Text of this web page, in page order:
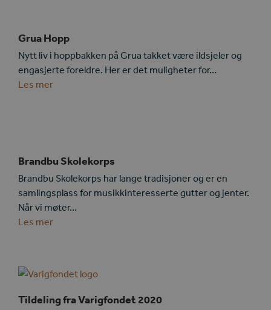
Grua Hopp
Nytt liv i hoppbakken på Grua takket være ildsjeler og
engasjerte foreldre. Her er det muligheter for…
Les mer
Brandbu Skolekorps
Brandbu Skolekorps har lange tradisjoner og er en
samlingsplass for musikkinteresserte gutter og jenter.
Når vi møter…
Les mer
Tildeling fra Varigfondet 2020